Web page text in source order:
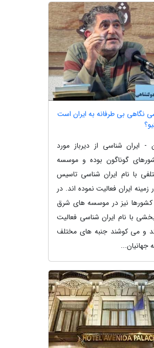
نگاهی بی طرفانه به ایران است
- ایران شناسی از دیرباز مورد
گوناگون بوده و موسسه
با نام ایران شناسی تاسیس
ایران فعالیت نموده اند. در
کشورها نیز در موسسه های شرق
با نام ایران شناسی فعالیت
و می کوشند جنبه های مختلف
جهانیان...